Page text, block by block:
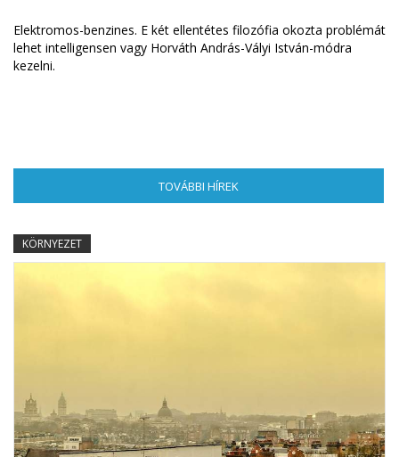
Elektromos-benzines. E két ellentétes filozófia okozta problémát
lehet intelligensen vagy Horváth András-Vályi István-módra
kezelni.
TOVÁBBI HÍREK
KÖRNYEZET